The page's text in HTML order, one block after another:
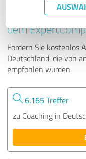
Tipp: Die
dem
Fordern Sie kostenlos
Deutschland, die von
empfohlen wurden.
6.165 Treffer
zu Coaching in